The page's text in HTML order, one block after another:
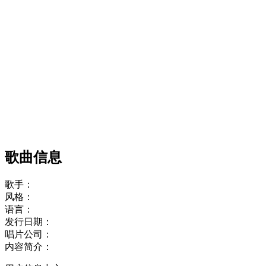
歌曲信息
歌手：
风格：
语言：
发行日期：
唱片公司：
内容简介：